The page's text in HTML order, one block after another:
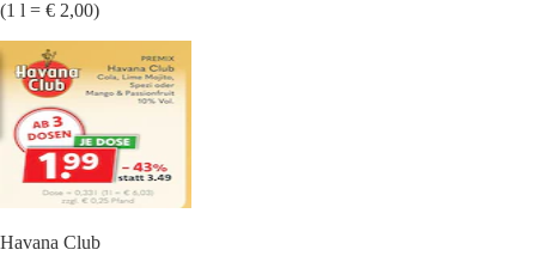
(1 l = € 2,00)
Havana Club